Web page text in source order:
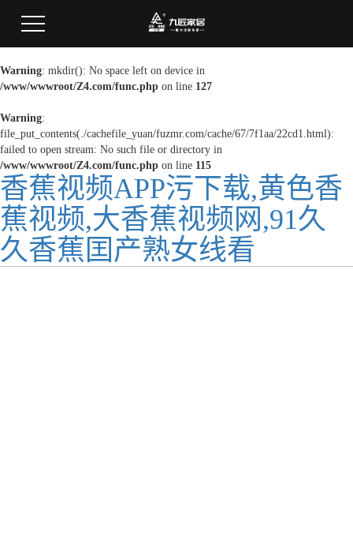
Warning: mkdir(): No space left on device in
/www/wwwroot/Z4.com/func.php on line 127
Warning:
file_put_contents(./cachefile_yuan/fuzmr.com/cache/67/7f1aa/22cd1.html):
failed to open stream: No such file or directory in
/www/wwwroot/Z4.com/func.php on line 115
香蕉视频APP污下载,黄色香
蕉视频,大香蕉视频网,91久
久香蕉囯产熟女线看